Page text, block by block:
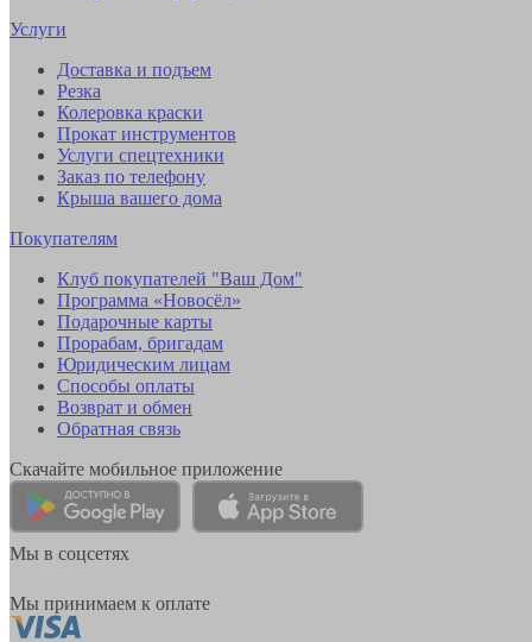
Услуги
Доставка и подъем
Резка
Колеровка краски
Прокат инструментов
Услуги спецтехники
Заказ по телефону
Крыша вашего дома
Покупателям
Клуб покупателей "Ваш Дом"
Программа «Новосёл»
Подарочные карты
Прорабам, бригадам
Юридическим лицам
Способы оплаты
Возврат и обмен
Обратная связь
Скачайте мобильное приложение
Мы в соцсетях
Мы принимаем к оплате